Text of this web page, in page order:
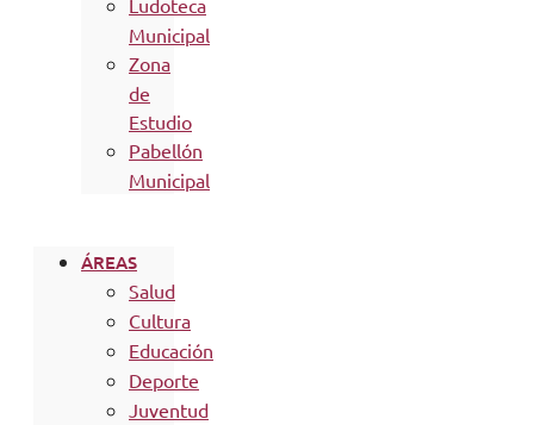
Municipal
Zona
de
Estudio
Pabellón
Municipal
ÁREAS
Salud
Cultura
Educación
Deporte
Juventud